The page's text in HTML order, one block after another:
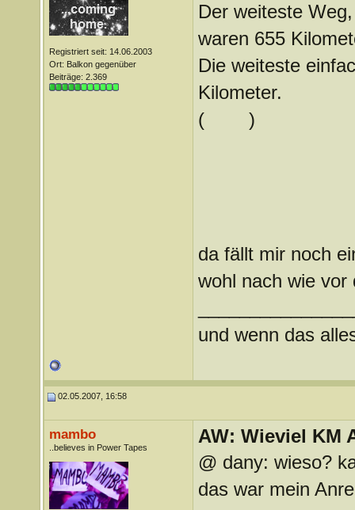
Registriert seit: 14.06.2003
Ort: Balkon gegenüber
Beiträge: 2.369
Der weiteste
waren 655
Die weiteste
Kilometer.
(
)
da fällt mir noch
wohl nach wie
und wenn das
02.05.2007, 16:58
mambo
..believes in Power Tapes
AW: Wieviel KM
@ dany: wieso?
das war mein